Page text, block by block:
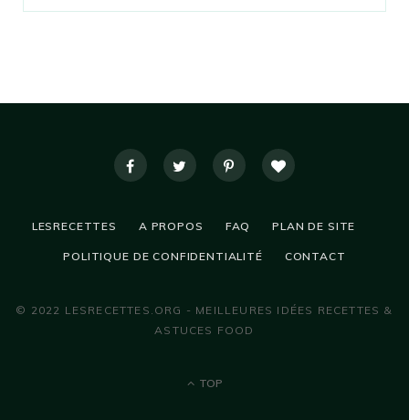
LESRECETTES A PROPOS FAQ PLAN DE SITE
POLITIQUE DE CONFIDENTIALITÉ CONTACT
© 2022 LESRECETTES.ORG - MEILLEURES IDÉES RECETTES &
ASTUCES FOOD
TOP